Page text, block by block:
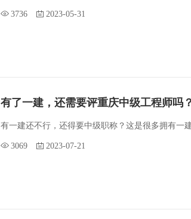
3736 2023-05-31
有了一建，还需要评重庆中级工程师吗？
有一建还不行，还得要中级职称？这是很多拥有一
3069 2023-07-21